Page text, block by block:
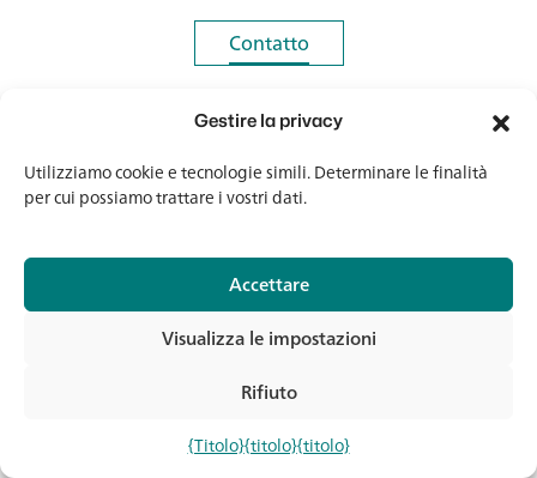
Gestire la privacy
Utilizziamo cookie e tecnologie simili. Determinare le finalità
per cui possiamo trattare i vostri dati.
Accettare
Rifiuto
Visualizza le impostazioni
{Titolo}{titolo}{titolo}
Contatto
Contatto
Newsletter
Newsletter
© 2026 Banholzer AG
Impronta
Protezione dei dati
Media e download